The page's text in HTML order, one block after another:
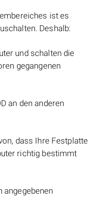
ist es
Deshalb:
und schalten die
gegangenen
an den anderen
dass Ihre Festplatte
richtig bestimmt
angegebenen